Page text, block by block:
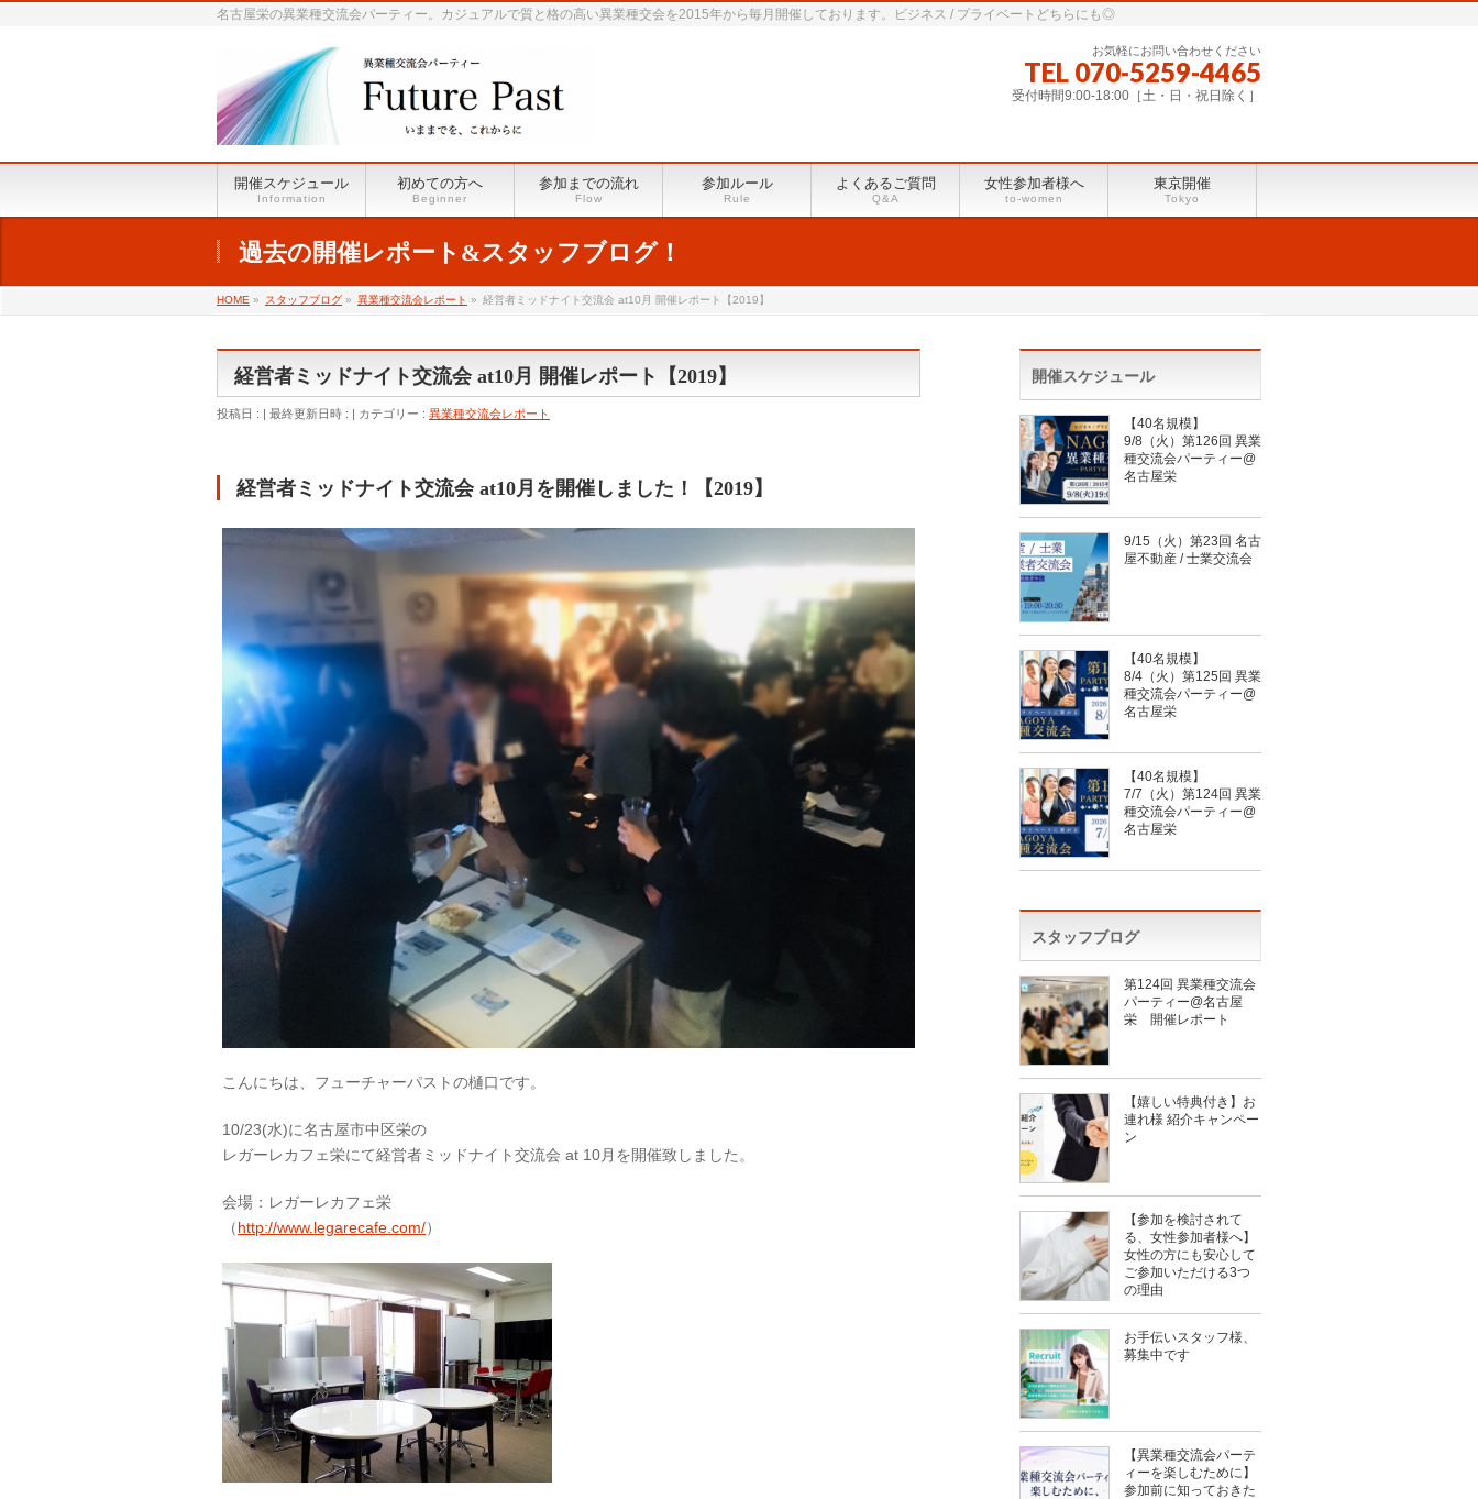
名古屋栄の異業種交流会パーティー。カジュアルで質と格の高い異業種交会を2015年から毎月開催しております。ビジネス / プライベートどちらにも◎
お気軽にお問い合わせください
TEL 070-5259-4465
受付時間9:00-18:00［土・日・祝日除く］
開催スケジュール
Information
初めての方へ
Beginner
参加までの流れ
Flow
参加ルール
Rule
よくあるご質問
Q&A
女性参加者様へ
to-women
東京開催
Tokyo
過去の開催レポート&スタッフブログ！
HOME » スタッフブログ » 異業種交流会レポート » 経営者ミッドナイト交流会 at10月 開催レポート【2019】
経営者ミッドナイト交流会 at10月 開催レポート【2019】
投稿日 : 最終更新日時 : カテゴリー : 異業種交流会レポート
経営者ミッドナイト交流会 at10月を開催しました！【2019】
こんにちは、フューチャーパストの樋口です。
10/23(水)に名古屋市中区栄の
レガーレカフェ栄にて経営者ミッドナイト交流会 at 10月を開催致しました。
会場：レガーレカフェ栄
（http://www.legarecafe.com/）
開催スケジュール
【40名規模】
9/8（火）第126回 異業
種交流会パーティー@
名古屋栄
9/15（火）第23回 名古
屋不動産 / 士業交流会
【40名規模】
8/4（火）第125回 異業
種交流会パーティー@
名古屋栄
【40名規模】
7/7（火）第124回 異業
種交流会パーティー@
名古屋栄
スタッフブログ
第124回 異業種交流会
パーティー@名古屋
栄 開催レポート
【嬉しい特典付き】お
連れ様 紹介キャンペー
ン
【参加を検討されて
る、女性参加者様へ】
女性の方にも安心して
ご参加いただける3つ
の理由
お手伝いスタッフ様、
募集中です
【異業種交流会パーテ
ィーを楽しむために】
参加前に知っておきた